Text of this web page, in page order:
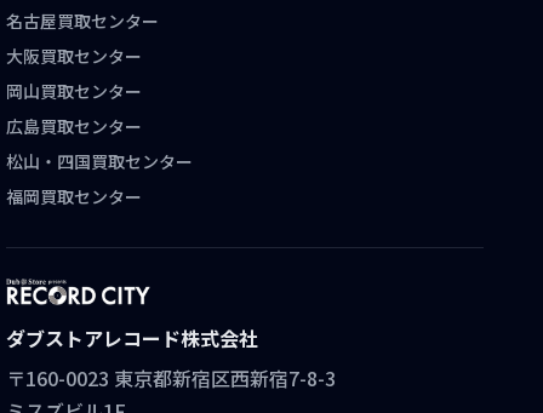
名古屋買取センター
大阪買取センター
岡山買取センター
広島買取センター
松山・四国買取センター
福岡買取センター
ダブストアレコード株式会社
〒160-0023 東京都新宿区西新宿7-8-3